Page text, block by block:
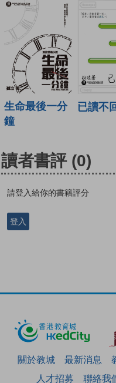
生命最後一分
鐘
已讀不
讀者書評 (0)
請登入給你的書籍評分
登入
關於教城 最新消息
人才招募
聯絡我